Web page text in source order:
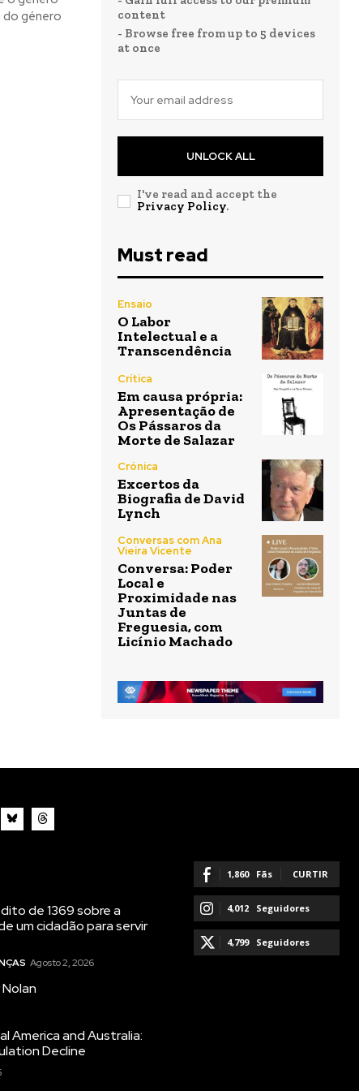
género
content
- Browse free from up to 5 devices
at once
UNLOCK ALL
I've read and accept the
Privacy Policy.
Must read
Ensaio
O Labor
Intelectual e a
Transcendência
Crítica
Em causa própria:
Apresentação de
Os Pássaros da
Morte de Salazar
Crónica
Excertos da
Biografia de David
Lynch
Conversas com Ana
Vieira Vicente
Conversa: Poder
Local e
Proximidade nas
Juntas de
Freguesia, com
Licínio Machado
de 1369 sobre a
um cidadão para servir
Agosto 2, 2026
America and Australia:
Decline
1,860 Fãs CURTIR
4,012 Seguidores
SEGUIR
4,799 Seguidores